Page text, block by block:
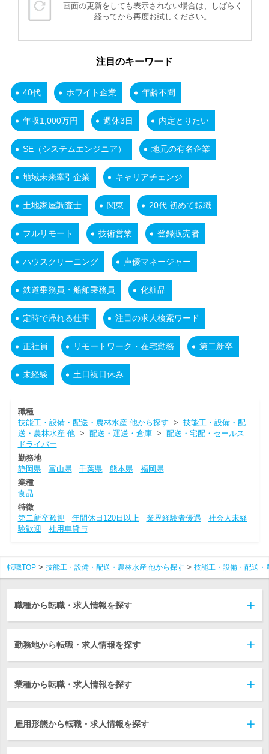
画面の更新をしても表示されない場合は、しばらく
経ってから再度お試しください。
注目のキーワード
40代 ホワイト企業 年齢不問
年収1,000万円 週休3日 内定とりたい
SE（システムエンジニア） 地元の有名企業
地域未来牽引企業 キャリアチェンジ
土地家屋調査士 関東 20代 初めて転職
フルリモート 技術営業 登録販売者
ハウスクリーニング 声優マネージャー
鉄道乗務員・船舶乗務員 化粧品
定時で帰れる仕事 注目の求人検索ワード
正社員 リモートワーク・在宅勤務 第二新卒
未経験 土日祝日休み
職種
技能工・設備・配送・農林水産 他から探す > 技能工・設備・配
送・農林水産 他> 配送・運送・倉庫> 配送・宅配・セールス
ドライバー
勤務地
静岡県
富山県 千葉県 熊本県
福岡県
業種
食品
特徴
第二新卒歓迎
年間休日120日以上 業界経験者優遇
社会人未経
験歓迎
社用車貸与
転職TOP 技能工・設備・配送・農林水産 他から探す 技能工・設備・配送・
職種から転職・求人情報を探す
勤務地から転職・求人情報を探す
業種から転職・求人情報を探す
雇用形態から転職・求人情報を探す